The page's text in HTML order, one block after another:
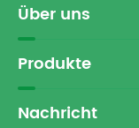
Über uns
Produkte
Nachricht